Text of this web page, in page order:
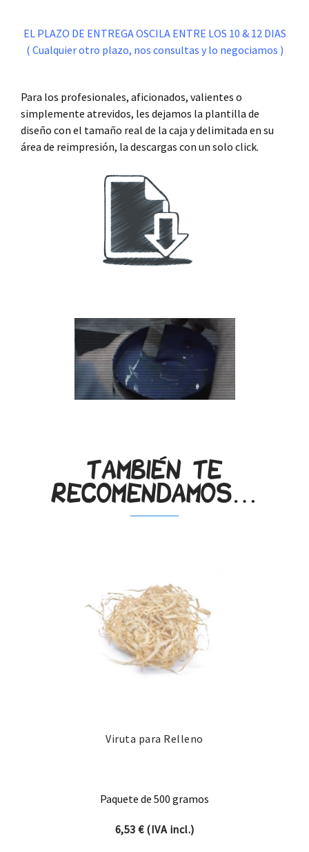
EL PLAZO DE ENTREGA OSCILA ENTRE LOS 10 & 12 DIAS
( Cualquier otro plazo, nos consultas y lo negociamos )
Para los profesionales, aficionados, valientes o
simplemente atrevidos, les dejamos la plantilla de
diseño con el tamaño real de la caja y delimitada en su
área de reimpresión, la descargas con un solo click.
También te
recomendamos…
Viruta para Relleno
Paquete de 500 gramos
6,53 €(IVA incl.)